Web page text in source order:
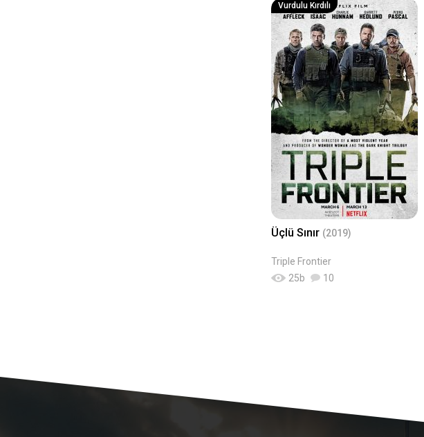
Vurdulu Kırdılı
Üçlü Sınır (2019)
Triple Frontier
25b 10